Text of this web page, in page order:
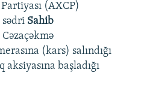
360p
1080p
360p
720p
1080p
(AXCP)
sədri Sahib
(kars) salındığı
başladığı